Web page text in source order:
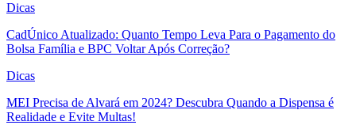
Dicas
CadÚnico Atualizado: Quanto Tempo Leva Para o Pagamento do
Bolsa Família e BPC Voltar Após Correção?
Dicas
MEI Precisa de Alvará em 2024? Descubra Quando a Dispensa é
Realidade e Evite Multas!